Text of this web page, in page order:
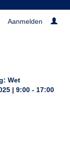
Aanmelden
Wet
| 9:00 - 17:00